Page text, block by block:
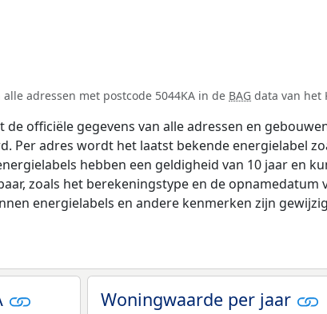
adressen met postcode 5044KA in de BAG data van het
officiële gegevens van alle adressen en
Per adres wordt het laatst bekende energielabel
hebben een geldigheid van 10 jaar en
zoals het berekeningstype en de opnamedatum
energielabels en andere kenmerken zijn
Woningwaarde per jaar